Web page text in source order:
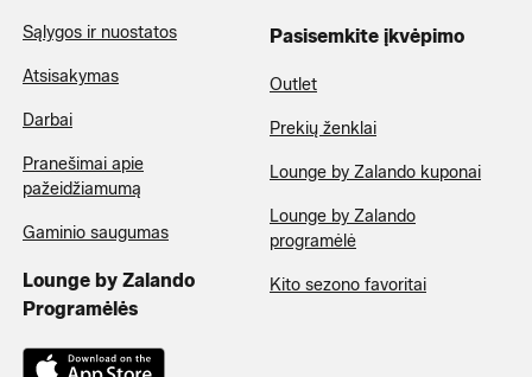
Sąlygos ir nuostatos
Atsisakymas
Darbai
Pranešimai apie
pažeidžiamumą
Gaminio saugumas
Lounge by Zalando
Programėlės
Pasisemkite įkvėpimo
Outlet
Prekių ženklai
Lounge by Zalando kuponai
Lounge by Zalando
programėlė
Kito sezono favoritai